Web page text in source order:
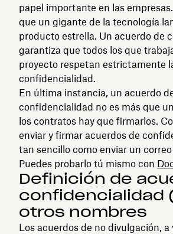
papel importante en las
que un gigante de la tecnología
producto estrella. Un acuerdo de
garantiza que todos los que
proyecto respetan estrictamente
confidencialidad.
En última instancia, un acuerdo
confidencialidad no es más que
los contratos hay que firmarlos.
enviar y firmar acuerdos de
tan sencillo como enviar un
Puedes probarlo tú mismo con
Definición de
confidencialidad
otros nombres
Los acuerdos de no divulgación, a